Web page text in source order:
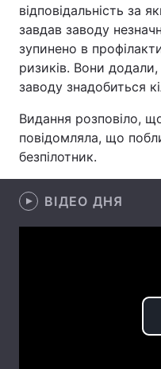
Техно і зв'язок
Здоров'я
Екологія
Лонгріди
Відео з Youtube
відповідальність за
завдав заводу
зупинено в
ризиків. Вони
заводу знадобиться
Видання розповіло,
повідомляла, що
безпілотник.
ВІДЕО ДНЯ